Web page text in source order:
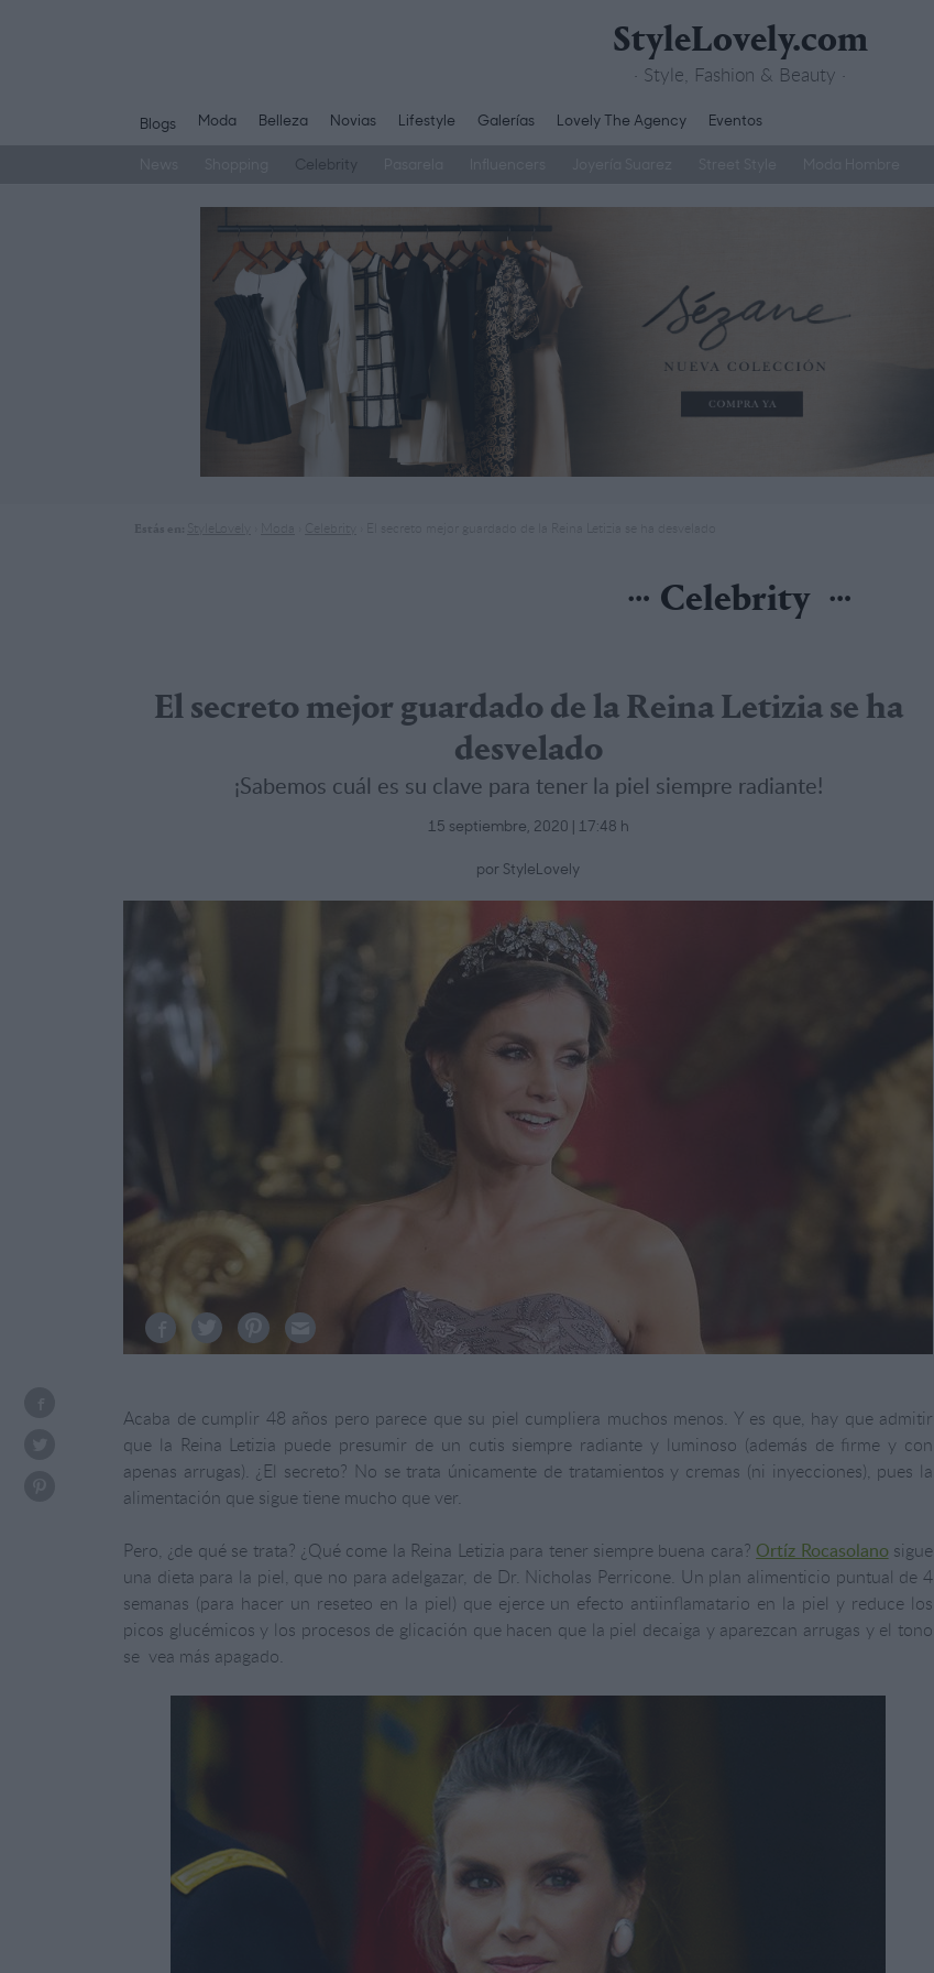
StyleLovely.com
· Style, Fashion & Beauty ·
Blogs Moda Belleza Novias Lifestyle Galerías Lovely The Agency Eventos
Celebrity
Celebrity
El secreto mejor guardado de la Reina Letizia se ha
desvelado
¡Sabemos cuál es su clave para tener la piel siempre radiante!
15 septiembre, 2020 | 17:48 h
por StyleLovely
Acaba de cumplir 48 años pero parece que su piel cumpliera muchos menos. Y es que, hay que admitir
que la Reina Letizia puede presumir de un cutis siempre radiante y luminoso (además de firme y con
apenas arrugas). ¿El secreto? No se trata únicamente de tratamientos y cremas (ni inyecciones), pues la
alimentación que sigue tiene mucho que ver.
Pero, ¿de qué se trata? ¿Qué come la Reina Letizia para tener siempre buena cara? Ortíz Rocasolano sigue
una dieta para la piel, que no para adelgazar, de Dr. Nicholas Perricone. Un plan alimenticio puntual de 4
semanas (para hacer un reseteo en la piel) que ejerce un efecto antiinflamatario en la piel y reduce los
picos glucémicos y los procesos de glicación que hacen que la piel decaiga y aparezcan arrugas y el tono
se vea más apagado.